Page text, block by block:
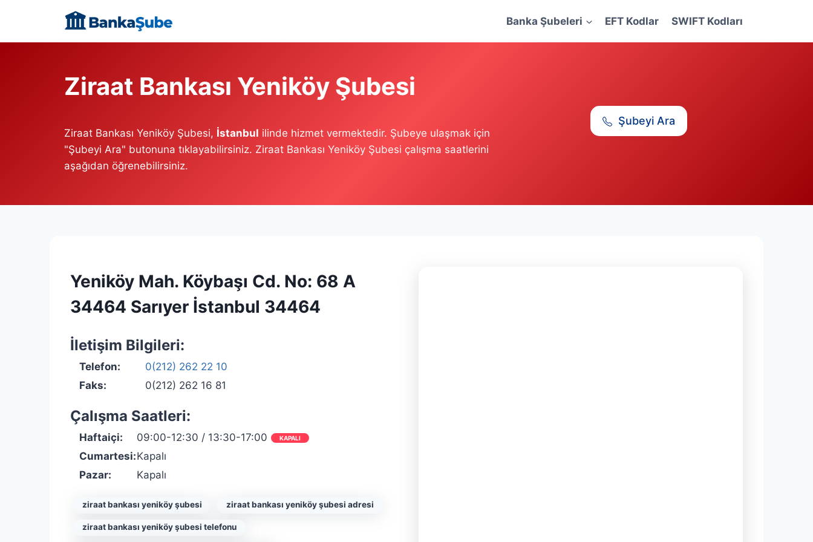
content
Banka Şubeleri EFT Kodlar SWIFT Kodları
Ziraat Bankası Yeniköy Şubesi
Ziraat Bankası Yeniköy Şubesi, İstanbul ilinde hizmet vermektedir. Şubeye ulaşmak için
"Şubeyi Ara" butonuna tıklayabilirsiniz. Ziraat Bankası Yeniköy Şubesi çalışma saatlerini
aşağıdan öğrenebilirsiniz.
Şubeyi Ara
Yeniköy Mah. Köybaşı Cd. No: 68 A
34464 Sarıyer İstanbul 34464
İletişim Bilgileri:
Telefon:
0(212) 262 22 10
Faks:
0(212) 262 16 81
Çalışma Saatleri:
Haftaiçi: 09:00-12:30 / 13:30-17:00 KAPALI
Cumartesi:Kapalı
Pazar:
Kapalı
ziraat bankası yeniköy şubesi ziraat bankası yeniköy şubesi adresi
ziraat bankası yeniköy şubesi telefonu